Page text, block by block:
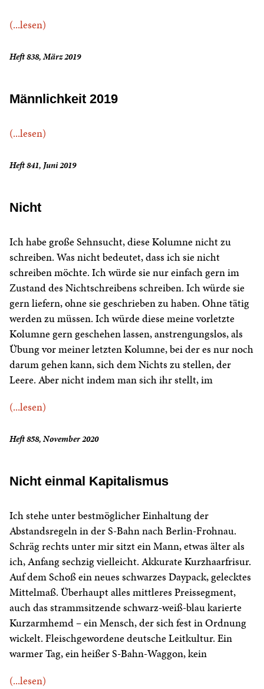
(...lesen)
Heft 838, März 2019
Männlichkeit 2019
(...lesen)
Heft 841, Juni 2019
Nicht
Ich habe große Sehnsucht, diese Kolumne nicht zu
schreiben. Was nicht bedeutet, dass ich sie nicht
schreiben möchte. Ich würde sie nur einfach gern im
Zustand des Nichtschreibens schreiben. Ich würde sie
gern liefern, ohne sie geschrieben zu haben. Ohne tätig
werden zu müssen. Ich würde diese meine vorletzte
Kolumne gern geschehen lassen, anstrengungslos, als
Übung vor meiner letzten Kolumne, bei der es nur noch
darum gehen kann, sich dem Nichts zu stellen, der
Leere. Aber nicht indem man sich ihr stellt, im
(...lesen)
Heft 858, November 2020
Nicht einmal Kapitalismus
Ich stehe unter bestmöglicher Einhaltung der
Abstandsregeln in der S-Bahn nach Berlin-Frohnau.
Schräg rechts unter mir sitzt ein Mann, etwas älter als
ich, Anfang sechzig vielleicht. Akkurate Kurzhaarfrisur.
Auf dem Schoß ein neues schwarzes Daypack, gelecktes
Mittelmaß. Überhaupt alles mittleres Preissegment,
auch das strammsitzende schwarz-weiß-blau karierte
Kurzarmhemd – ein Mensch, der sich fest in Ordnung
wickelt. Fleischgewordene deutsche Leitkultur. Ein
warmer Tag, ein heißer S-Bahn-Waggon, kein
(...lesen)